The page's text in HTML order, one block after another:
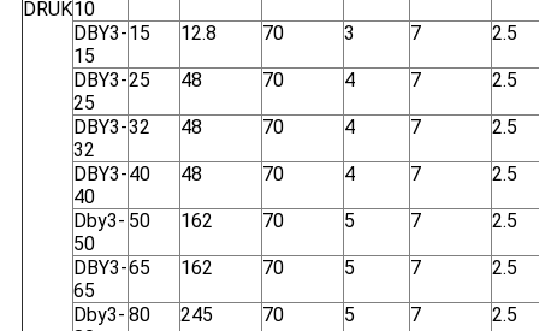
DRUK10
DBY3-
15
15 12.8 70 3 7 2.5
DBY3-
25
25 48 70 4 7 2.5
DBY3-
32
32 48 70 4 7 2.5
DBY3-
40
40 48 70 4 7 2.5
Dby3-
50
50 162 70 5 7 2.5
DBY3-
65
65 162 70 5 7 2.5
Dby3- 80 245 70 5 7 2.5